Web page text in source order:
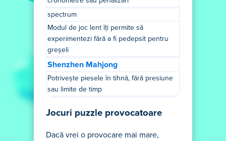
spectrum
Modul de joc lent îți permite să
experimentezi fără a fi pedepsit pentru
greșeli
Shenzhen Mahjong
Potrivește piesele în tihnă, fără presiune
sau limite de timp
Jocuri puzzle provocatoare
Dacă vrei o provocare mai mare,